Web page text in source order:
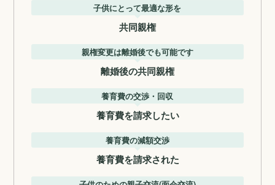
子供にとって最適な形を
共同親権
親権変更は離婚後でも可能です
離婚後の共同親権
養育費の交渉・回収
養育費を請求したい
養育費の減額交渉
養育費を請求された